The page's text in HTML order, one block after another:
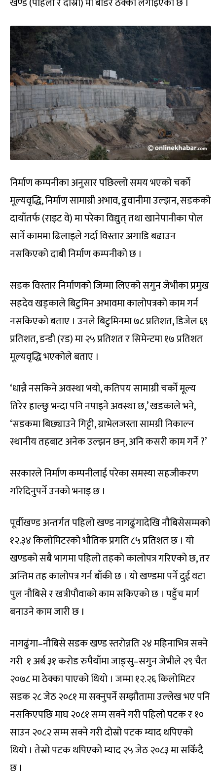
निर्माण कम्पनीका अनुसार पछिल्लो समय भएको चर्को
मूल्यवृद्धि, निर्माण सामाग्री अभाव, ढुवानीमा उल्झन, सडकको
दायाँतर्फ (राइट वे) मा परेका विद्युत् तथा खानेपानीका पोल
सार्ने काममा ढिलाइले गर्दा विस्तार अगाडि बढाउन
नसकिएको दाबी निर्माण कम्पनीको छ ।
सडक विस्तार निर्माणको जिम्मा लिएको सगुन जेभीका प्रमुख
सहदेव खड्काले बिटुमिन अभावमा कालोपत्रको काम गर्न
नसकिएको बताए । उनले बिटुमिनमा ७८ प्रतिशत, डिजेल ६९
प्रतिशत, डन्डी (रड) मा २५ प्रतिशत र सिमेन्टमा १७ प्रतिशत
मूल्यवृद्धि भएकोले बताए ।
‘धान्नै नसकिने अवस्था भयो, कतिपय सामाग्री चर्को मूल्य
तिरेर हाल्छु भन्दा पनि नपाइने अवस्था छ,’ खडकाले भने,
‘सडकमा बिछ्याउने गिट्टी, ग्राभेलजस्ता सामग्री निकाल्न
स्थानीय तहबाट अनेक उल्झन छन्, अनि कसरी काम गर्ने ?’
सरकारले निर्माण कम्पनीलाई परेका समस्या सहजीकरण
गरिदिनुपर्ने उनको भनाइ छ ।
पूर्वीखण्ड अन्तर्गत पहिलो खण्ड नागढुंगादेखि नौबिसेसम्मको
१२.३४ किलोमिटरको भौतिक प्रगति ८५ प्रतिशत छ । यो
खण्डको सबै भागमा पहिलो तहको कालोपत्र गरिएको छ, तर
अन्तिम तह कालोपत्र गर्न बाँकी छ । यो खण्डमा पर्ने दुई वटा
पुल नौबिसे र खत्रीपौवाको काम सकिएको छ । पहुँच मार्ग
बनाउने काम जारी छ ।
नागढुंगा–नौबिसे सडक खण्ड स्तरोन्नति २४ महिनाभित्र सक्ने
गरी १ अर्ब ३१ करोड रुपैयाँमा जाङ्सु–सगुन जेभीले २९ चैत
२०७८ मा ठेक्का पाएको थियो । जम्मा १२.२६ किलोमिटर
सडक २८ जेठ २०८१ मा सक्नुपर्ने सम्झौतामा उल्लेख भए पनि
नसकिएपछि माघ २०८१ सम्म सक्ने गरी पहिलो पटक र १०
साउन २०८२ सम्म सक्ने गरी दोस्रो पटक म्याद थपिएको
थियो । तेस्रो पटक थपिएको म्याद २५ जेठ २०८३ मा सकिँदै
छ ।